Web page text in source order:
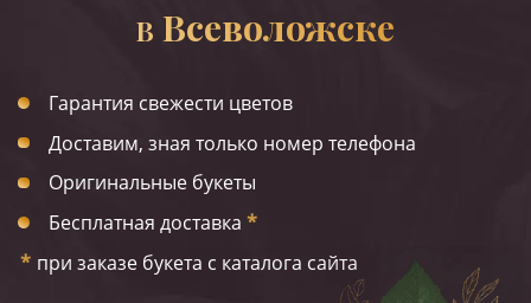
В Всеволожске
Гарантия свежести цветов
Доставим, зная только номер телефона
Оригинальные букеты
Бесплатная доставка *
* при заказе букета с каталога сайта